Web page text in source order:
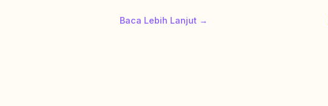
Baca Lebih Lanjut →